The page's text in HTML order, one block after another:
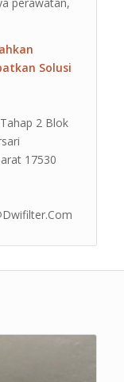
perawatan,
Solusi
2 Blok
17530